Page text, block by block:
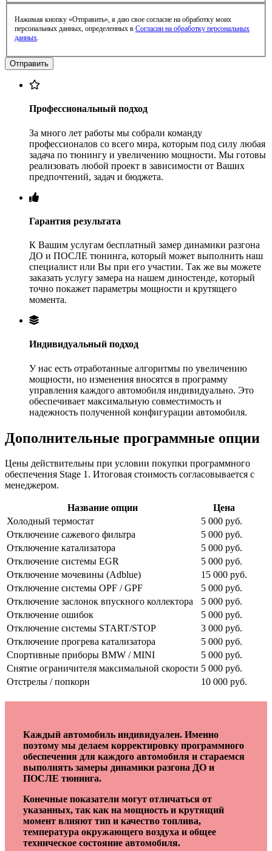
Нажимая кнопку «Отправить», я даю свое согласие на обработку моих
персональных данных, определенных в Согласии на обработку персональных
данных.
Профессиональный подход
За много лет работы мы собрали команду
профессионалов со всего мира, которым под силу любая
задача по тюнингу и увеличению мощности. Мы готовы
реализовать любой проект в зависимости от Ваших
предпочтений, задач и бюджета.
Гарантия результата
К Вашим услугам бесплатный замер динамики разгона
ДО и ПОСЛЕ тюнинга, который может выполнить наш
специалист или Вы при его участии. Так же вы можете
заказать услугу замера на нашем диностенде, который
точно покажет параметры мощности и крутящего
момента.
Индивидуальный подход
У нас есть отработанные алгоритмы по увеличению
мощности, но изменения вносятся в программу
управления каждого автомобиля индивидуально. Это
обеспечивает максимальную совместимость и
надежность полученной конфигурации автомобиля.
Дополнительные программные опции
Цены действительны при условии покупки программного
обеспечения Stage 1. Итоговая стоимость согласовывается с
менеджером.
Название опции
Цена
Холодный термостат
5 000 руб.
Отключение сажевого фильтра
5 000 руб.
Отключение катализатора
5 000 руб.
Отключение системы EGR
5 000 руб.
Отключение мочевины (Adblue)
15 000 руб.
Отключение системы OPF / GPF
5 000 руб.
Отключение заслонок впускного коллектора
5 000 руб.
Отключение ошибок
5 000 руб.
Отключение системы START/STOP
3 000 руб.
Отключение прогрева катализатора
5 000 руб.
Спортивные приборы BMW / MINI
5 000 руб.
Снятие ограничителя максимальной скорости 5 000 руб.
Отстрелы / попкорн
10 000 руб.
Каждый автомобиль индивидуален. Именно
поэтому мы делаем корректировку программного
обеспечения для каждого автомобиля и стараемся
выполнять замеры динамики разгона ДО и
ПОСЛЕ тюнинга.
Конечные показатели могут отличаться от
указанных, так как на мощность и крутящий
момент влияют тип и качество топлива,
температура окружающего воздуха и общее
техническое состояние автомобиля.